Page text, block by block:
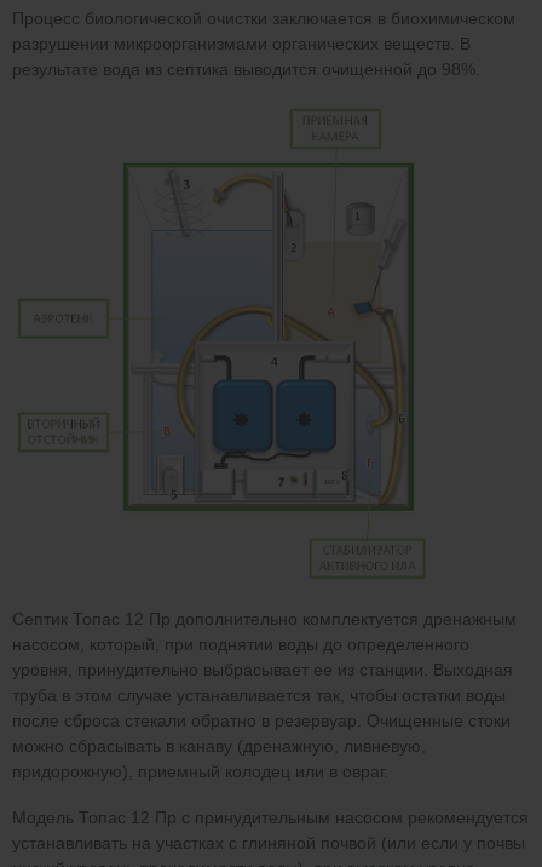
Процесс биологической очистки заключается в биохимическом
разрушении микроорганизмами органических веществ. В
результате вода из септика выводится очищенной до 98%.
Септик Топас 12 Пр дополнительно комплектуется дренажным
насосом, который, при поднятии воды до определенного
уровня, принудительно выбрасывает ее из станции. Выходная
труба в этом случае устанавливается так, чтобы остатки воды
после сброса стекали обратно в резервуар. Очищенные стоки
можно сбрасывать в канаву (дренажную, ливневую,
придорожную), приемный колодец или в овраг.
Модель Топас 12 Пр с принудительным насосом рекомендуется
устанавливать на участках с глиняной почвой (или если у почвы